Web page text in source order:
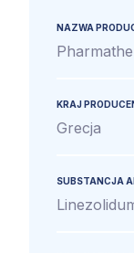
NAZWA
KRAJ
Grecja
SUBSTANCJA